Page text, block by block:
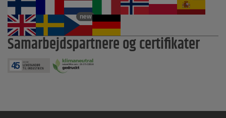
new
Samarbejdspartnere og certifikater